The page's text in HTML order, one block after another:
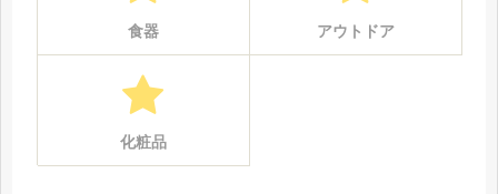
食器 アウトドア
化粧品